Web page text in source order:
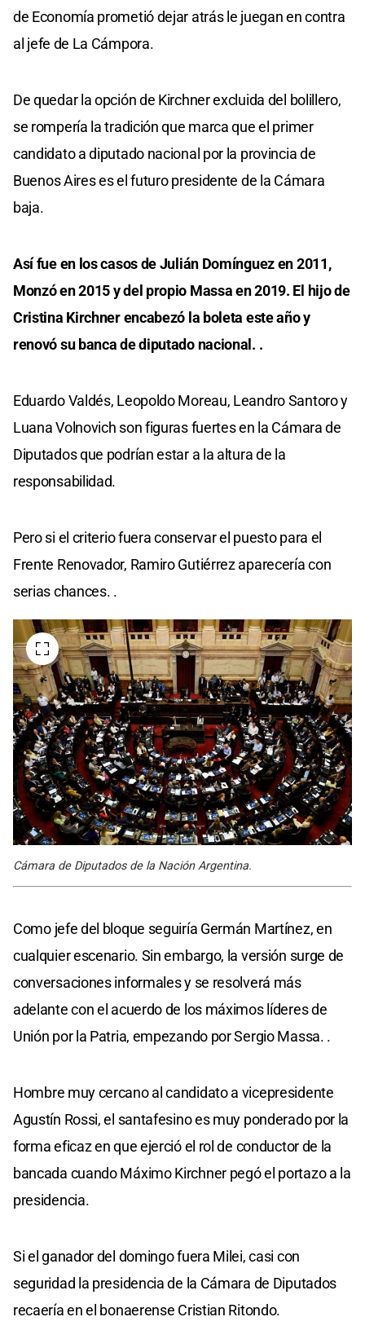
de Economía prometió dejar atrás le juegan en contra
al jefe de La Cámpora.
De quedar la opción de Kirchner excluida del bolillero,
se rompería la tradición que marca que el primer
candidato a diputado nacional por la provincia de
Buenos Aires es el futuro presidente de la Cámara
baja.
Así fue en los casos de Julián Domínguez en 2011,
Monzó en 2015 y del propio Massa en 2019. El hijo de
Cristina Kirchner encabezó la boleta este año y
renovó su banca de diputado nacional. .
Eduardo Valdés, Leopoldo Moreau, Leandro Santoro y
Luana Volnovich son figuras fuertes en la Cámara de
Diputados que podrían estar a la altura de la
responsabilidad.
Pero si el criterio fuera conservar el puesto para el
Frente Renovador, Ramiro Gutiérrez aparecería con
serias chances. .
Cámara de Diputados de la Nación Argentina.
Como jefe del bloque seguiría Germán Martínez, en
cualquier escenario. Sin embargo, la versión surge de
conversaciones informales y se resolverá más
adelante con el acuerdo de los máximos líderes de
Unión por la Patria, empezando por Sergio Massa. .
Hombre muy cercano al candidato a vicepresidente
Agustín Rossi, el santafesino es muy ponderado por la
forma eficaz en que ejerció el rol de conductor de la
bancada cuando Máximo Kirchner pegó el portazo a la
presidencia.
Si el ganador del domingo fuera Milei, casi con
seguridad la presidencia de la Cámara de Diputados
recaería en el bonaerense Cristian Ritondo.